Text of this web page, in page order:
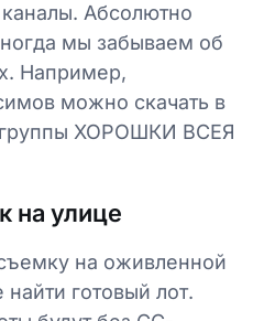
Абсолютно
мы забываем об
Например,
можно скачать в
ХОРОШКИ ВСЕЯ
на улице
на оживленной
готовый лот.